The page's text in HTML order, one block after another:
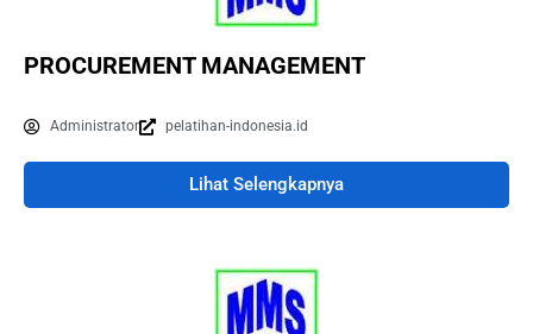
PROCUREMENT MANAGEMENT
Administrator pelatihan-indonesia.id
Lihat Selengkapnya